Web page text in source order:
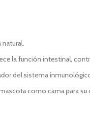
la función intestinal,
del sistema
como cama para